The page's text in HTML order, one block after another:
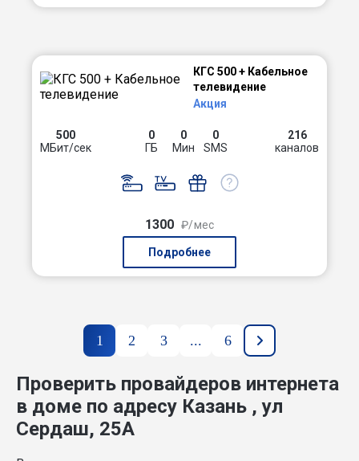
КГС 500 + Кабельное
телевидение
Акция
500
МБит/сек
0
ГБ
0
Мин
0
SMS
216
каналов
1300 ₽/мес
Подробнее
1 2 3 ... 6
Проверить провайдеров интернета
в доме по адресу Казань , ул
Сердаш, 25А